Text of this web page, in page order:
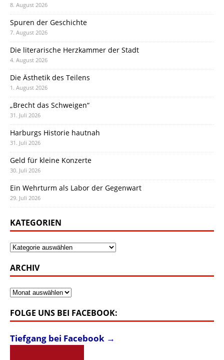
8. August 2026
Spuren der Geschichte
7. August 2026
Die literarische Herzkammer der Stadt
4. August 2026
Die Ästhetik des Teilens
1. August 2026
„Brecht das Schweigen“
31. Juli 2026
Harburgs Historie hautnah
31. Juli 2026
Geld für kleine Konzerte
30. Juli 2026
Ein Wehrturm als Labor der Gegenwart
29. Juli 2026
KATEGORIEN
Kategorien
ARCHIV
Archiv
FOLGE UNS BEI FACEBOOK:
Tiefgang bei Facebook →